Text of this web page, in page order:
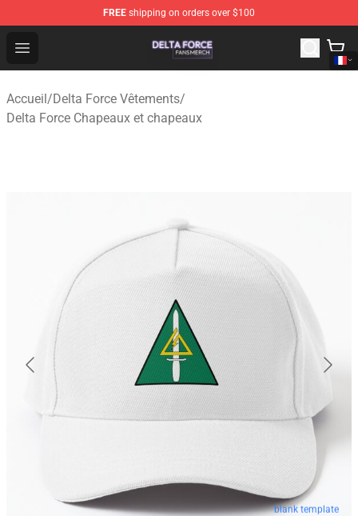
FREE shipping on orders over $100
Open menu
Delta Force Shop - Official Delta Force Merchandise
Accueil/Delta Force Vêtements/
Delta Force Chapeaux et chapeaux
blank template